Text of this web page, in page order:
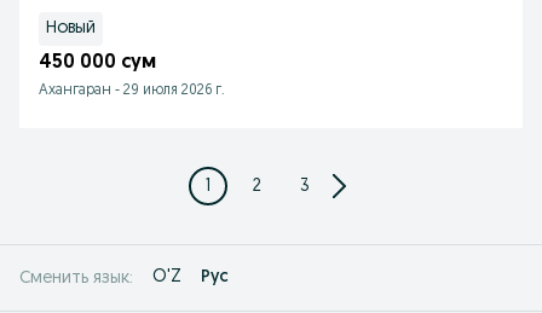
Новый
450 000 сум
Ахангаран - 29 июля 2026 г.
1 2 3
Сменить язык: O'Z Рус